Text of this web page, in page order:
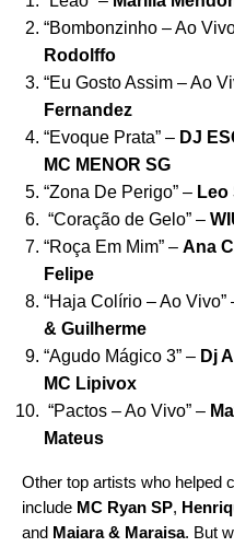
“Bombonzinho – Ao
Rodolffo
“Eu Gosto Assim – Ao
Fernandez
“Evoque Prata” – DJ
MC MENOR SG
“Zona De Perigo” – Leo
“Coração de Gelo” –
“Roça Em Mim” – Ana
Felipe
“Haja Colírio – Ao Vivo”
& Guilherme
“Agudo Mágico 3” – Dj
MC Lipivox
“Pactos – Ao Vivo” –
Mateus
Other top artists who helped
include MC Ryan SP,
and Maiara & Maraisa. But